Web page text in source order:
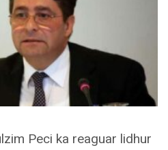
Peci ka reaguar lidhur